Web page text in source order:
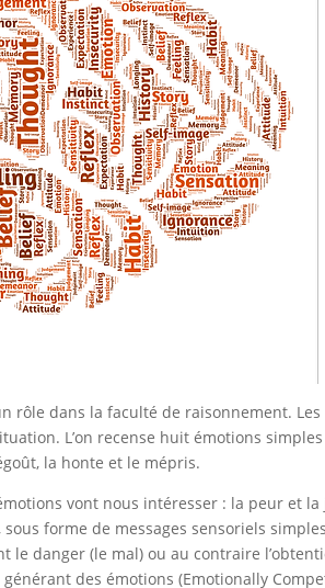
rôle dans la faculté de raisonnement.
L’on recense huit émotions
la honte et le mépris.
vont nous intéresser : la peur et
forme de messages sensoriels
danger (le mal) ou au contraire
des émotions (Emotionally